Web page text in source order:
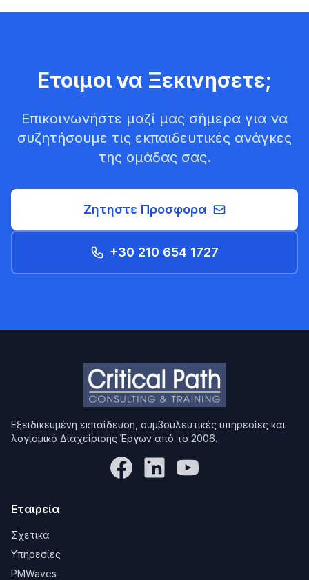
Ετοιμοι να Ξεκινησετε;
Επικοινωνήστε μαζί μας σήμερα για να
συζητήσουμε τις εκπαιδευτικές ανάγκες
της ομάδας σας.
Ζητηστε Προσφορα
+30 210 654 1727
Εξειδικευμένη εκπαίδευση, συμβουλευτικές υπηρεσίες και
λογισμικό Διαχείρισης Έργων από το 2006.
Εταιρεία
Σχετικά
Υπηρεσίες
PMWaves